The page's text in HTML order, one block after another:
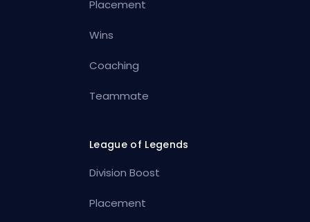
Placement
Wins
Coaching
Teammate
League of Legends
Division Boost
Placement